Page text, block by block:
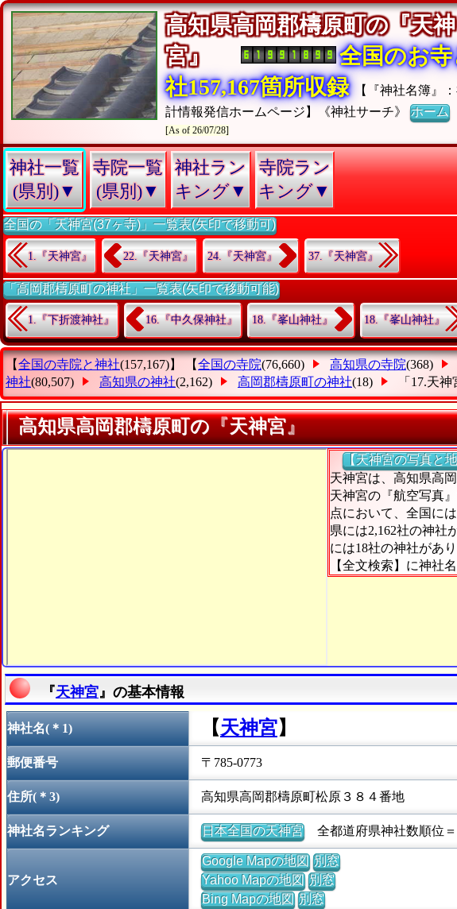
高知県高岡郡檮原町の『天神
宮』
全国のお
社157,167箇所収録
【『神社名簿』
計情報発信ホームページ】《神社サーチ》ホーム
[As of 26/07/28]
神社一覧
(県別)▼
寺院一覧
(県別)▼
神社ラン
キング▼
寺院ラン
キング▼
全国の「天神宮(37ヶ寺)」一覧表(矢印で移動可)
1.『天神宮』 22.『天神宮』 24.『天神宮』 37.『天神宮』
「高岡郡檮原町の神社」一覧表(矢印で移動可能)
1.『下折渡神社』 16.『中久保神社』 18.『峯山神社』 18.『峯山神社』
【全国の寺院と神社(157,167)】 【全国の寺院(76,660) 高知県の寺院(368)
神社(80,507) 高知県の神社(2,162) 高岡郡檮原町の神社(18) 「17.天神
高知県高岡郡檮原町の『天神宮』
【天神宮の写真と
天神宮は、高知県高
天神宮の『航空写真
点において、全国に
県には2,162社の神社
には18社の神社があ
【全文検索】に神社
『天神宮 』の基本情報
神社名(＊1) 【天神宮】
郵便番号 〒785-0773
住所(＊3) 高知県高岡郡檮原町松原３８４番地
神社名ランキング 日本全国の天神宮全都道府県神社数順位＝
アクセス
Google Mapの地図 別窓
Yahoo Mapの地図 別窓
Bing Mapの地図 別窓